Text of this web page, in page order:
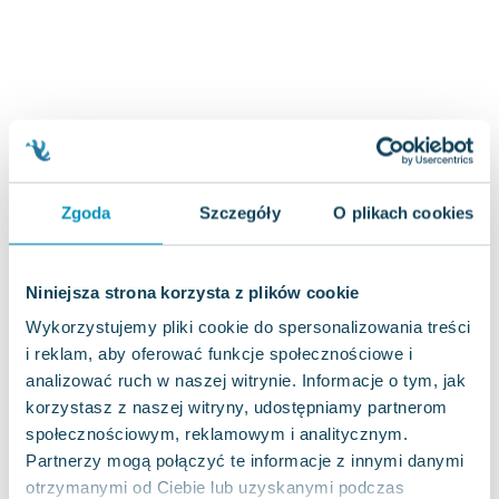
Zgoda Szczegóły O plikach cookies
Niniejsza strona korzysta z plików cookie
Wykorzystujemy pliki cookie do spersonalizowania treści
i reklam, aby oferować funkcje społecznościowe i
analizować ruch w naszej witrynie. Informacje o tym, jak
korzystasz z naszej witryny, udostępniamy partnerom
społecznościowym, reklamowym i analitycznym.
Partnerzy mogą połączyć te informacje z innymi danymi
otrzymanymi od Ciebie lub uzyskanymi podczas
Maddie Ziegler
Leszek Czarnecki
Joanna Racewicz
Maria Seweryn
Eric Helms
Anna Prus (oprac.)
Nela Mała Reporterka
Agnieszka Maciąg
Barbara Wrzesińska
Virginia Woolf